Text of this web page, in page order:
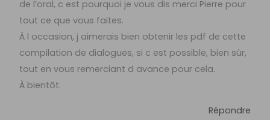
de l’oral, c est pourquoi je vous dis merci Pierre pour
tout ce que vous faites.
À l occasion, j aimerais bien obtenir les pdf de cette
compilation de dialogues, si c est possible, bien sûr,
tout en vous remerciant d avance pour cela.
À bientôt.
Répondre